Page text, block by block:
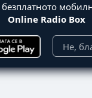
Online Radio Box
Не,